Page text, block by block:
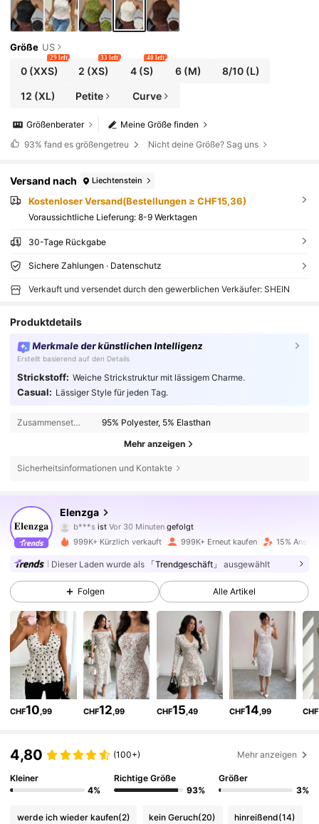
b, Damen Urlaubsoutfit, Mode Lässig Pendlerkleidu
ng, Business Bürokleidung, Vielseitige Mode Alltag
Lässig Kleidung, Urban Lehrer Berufskleidung
Größe US
0(XXS)
29 left
2 (XS)
33 left
4 (S)
40 left
6 (M) 8/10 (L)
12 (XL) Petite Curve
Meine Größe finden
Größenberater
93% fand es größengetreu Nicht deine Größe? Sag uns
Versand nach Liechtenstein
Kostenloser Versand(Bestellungen ≥ CHF15,36)
Voraussichtliche Lieferung: 8-9 Werktagen
30-Tage Rückgabe
Sichere Zahlungen · Datenschutz
Verkauft und versendet durch den gewerblichen Verkäufer: SHEIN
Produktdetails
Merkmale der künstlichen Intelligenz
Erstellt basierend auf den Details
Strickstoff: Weiche Strickstruktur mit lässigem Charme.
Casual: Lässiger Style für jeden Tag.
Zusammensetzung: 95% Polyester, 5% Elasthan
Mehr anzeigen
Sicherheitsinformationen und Kontakte
Elenzga
b***sist
j***list am Durchsuchen
4,77
3M Follower
4,77 3M Follower
3M Follower
4,77 3M Follower
3M Follower
999K+ Kürzlich verkauft 999K+ Erneut kaufen 15%
Dieser Laden wurde als 「Trendgeschäft」 ausgewählt
Folgen Alle Artikel
CHF10 ,99 CHF12 ,99 CHF15 ,49 CHF14 ,99 CHF
4,80 (100+) Mehr anzeigen
Kleiner
4%
Richtige Größe
93%
Größer
3%
werde ich wieder kaufen(2) kein Geruch(20) hinreißend(14)